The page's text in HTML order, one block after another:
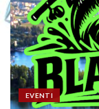
EVENTI